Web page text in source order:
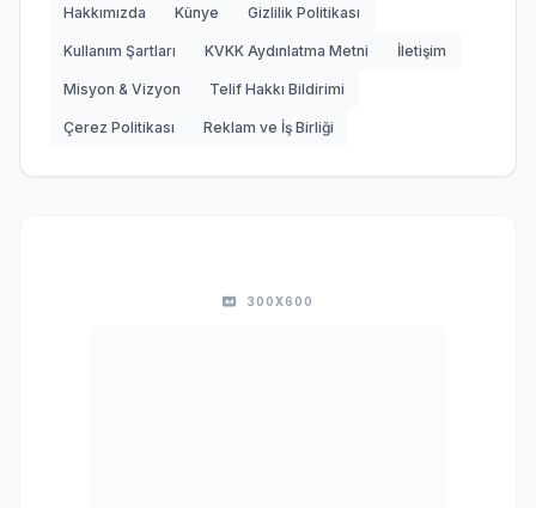
Hakkımızda Künye Gizlilik Politikası
Kullanım Şartları KVKK Aydınlatma Metni İletişim
Misyon & Vizyon Telif Hakkı Bildirimi
Çerez Politikası Reklam ve İş Birliği
300X600